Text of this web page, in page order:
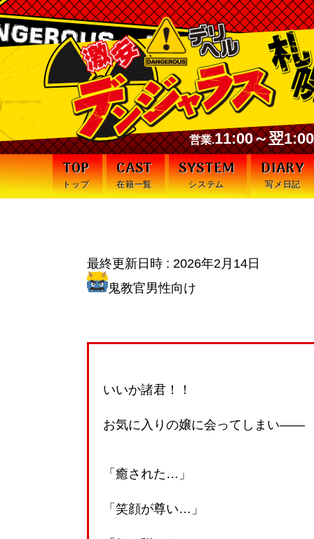
営業.11:00～翌
TOP
トップ
CAST
在籍一覧
SYSTEM
システム
DIARY
写メ日記
最終更新日時 : 2026年2月14日
鬼教官男性向け
いいか諸君！！
お気に入りの嬢に会ってしまい――
「癒された…」
「笑顔が尊い…」